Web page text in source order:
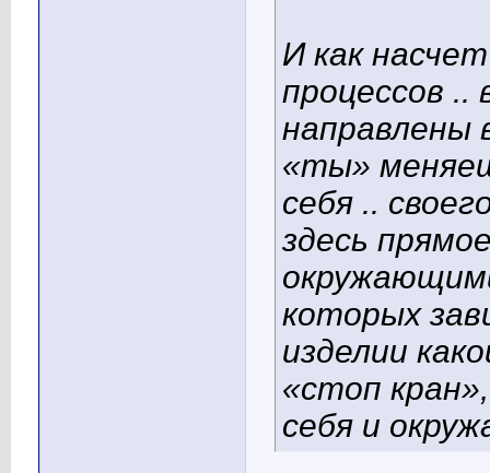
И как
процессов ..
направлены
«ты»
себя ..
здесь
которых
изделии
«стоп
себя и